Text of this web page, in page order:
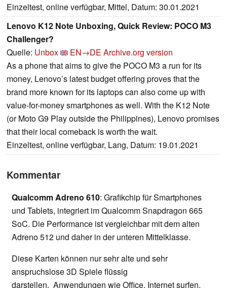
Einzeltest, online verfügbar, Mittel, Datum: 30.01.2021
Lenovo K12 Note Unboxing, Quick Review: POCO M3
Challenger?
Quelle: Unbox EN→DE Archive.org version
As a phone that aims to give the POCO M3 a run for its
money, Lenovo’s latest budget offering proves that the
brand more known for its laptops can also come up with
value-for-money smartphones as well. With the K12 Note
(or Moto G9 Play outside the Philippines), Lenovo promises
that their local comeback is worth the wait.
Einzeltest, online verfügbar, Lang, Datum: 19.01.2021
Kommentar
Qualcomm Adreno 610: Grafikchip für Smartphones
und Tablets, integriert im Qualcomm Snapdragon 665
SoC. Die Performance ist vergleichbar mit dem alten
Adreno 512 und daher in der unteren Mittelklasse.
Diese Karten können nur sehr alte und sehr
anspruchslose 3D Spiele flüssig
darstellen. Anwendungen wie Office, Internet surfen,